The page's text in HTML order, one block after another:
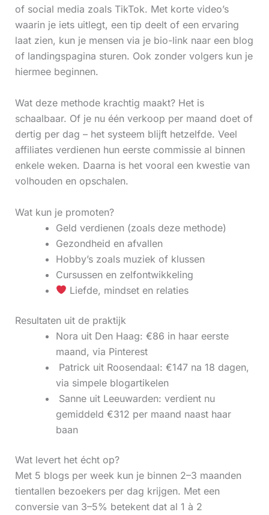
of social media zoals TikTok. Met korte video’s
waarin je iets uitlegt, een tip deelt of een ervaring
laat zien, kun je mensen via je bio-link naar een blog
of landingspagina sturen. Ook zonder volgers kun je
hiermee beginnen.
Wat deze methode krachtig maakt? Het is
schaalbaar. Of je nu één verkoop per maand doet of
dertig per dag – het systeem blijft hetzelfde. Veel
affiliates verdienen hun eerste commissie al binnen
enkele weken. Daarna is het vooral een kwestie van
volhouden en opschalen.
Wat kun je promoten?
Geld verdienen (zoals deze methode)
Gezondheid en afvallen
Hobby’s zoals muziek of klussen
Cursussen en zelfontwikkeling
Liefde, mindset en relaties
Resultaten uit de praktijk
Nora uit Den Haag: €86 in haar eerste
maand, via Pinterest
‍ Patrick uit Roosendaal: €147 na 18 dagen,
via simpele blogartikelen
‍ Sanne uit Leeuwarden: verdient nu
gemiddeld €312 per maand naast haar
baan
Wat levert het écht op?
Met 5 blogs per week kun je binnen 2–3 maanden
tientallen bezoekers per dag krijgen. Met een
conversie van 3–5% betekent dat al 1 à 2